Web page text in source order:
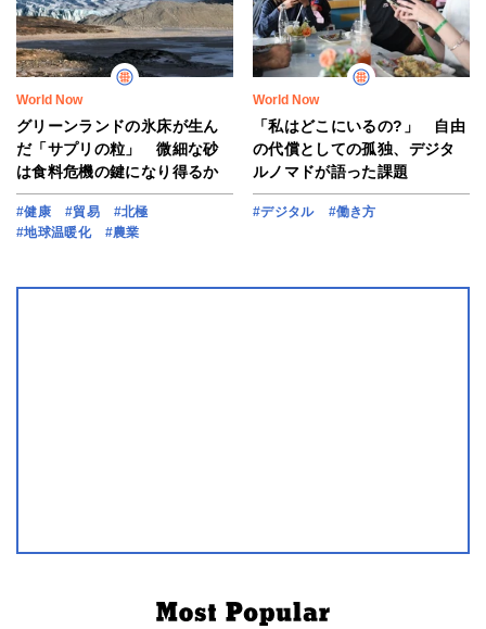
World Now
グリーンランドの氷床が生ん
だ「サプリの粒」 微細な砂
は食料危機の鍵になり得るか
#健康 #貿易
#北極
#地球温暖化
#農業
World Now
「私はどこにいるの?」 自由
の代償としての孤独、デジタ
ルノマドが語った課題
#デジタル #働き方